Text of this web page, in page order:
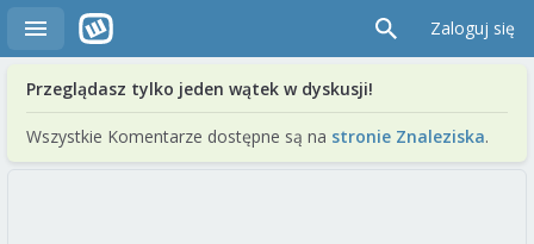
Zaloguj się
Przeglądasz tylko jeden wątek w dyskusji!
Wszystkie Komentarze dostępne są na stronie Znaleziska.